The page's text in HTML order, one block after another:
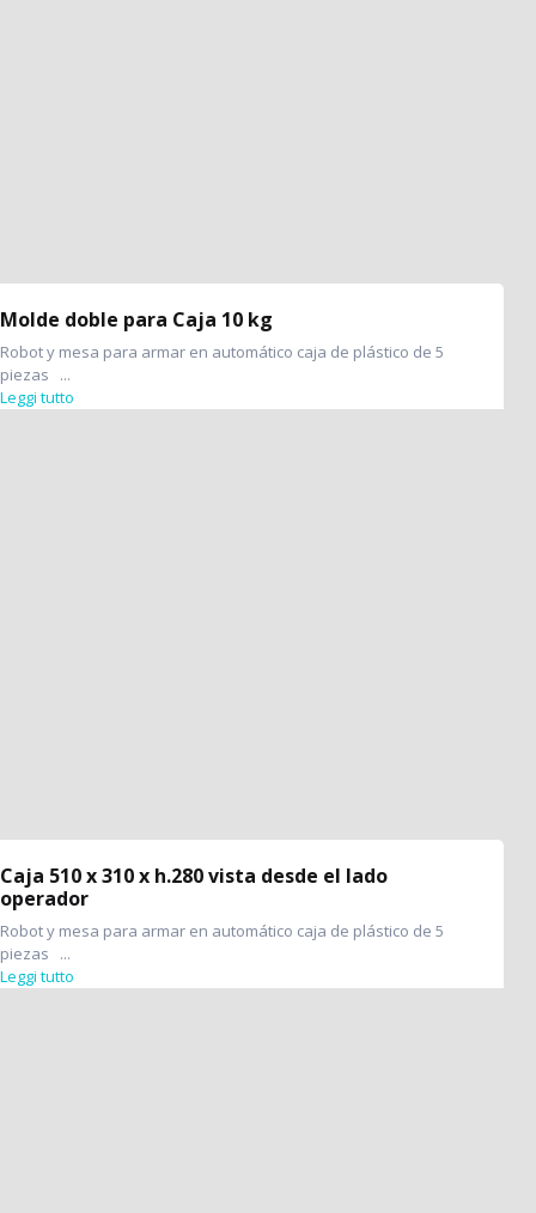
Molde doble para Caja 10 kg
Robot y mesa para armar en automático caja de plástico de 5
piezas ...
Leggi tutto
Caja 510 x 310 x h.280 vista desde el lado
operador
Robot y mesa para armar en automático caja de plástico de 5
piezas ...
Leggi tutto